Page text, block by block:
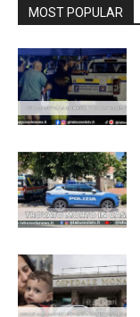
MOST POPULAR